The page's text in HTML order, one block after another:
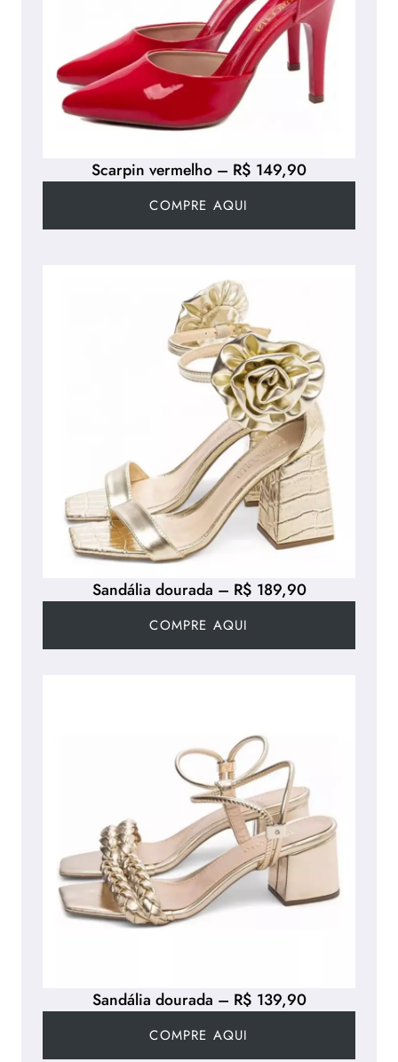
Sandália dourada – R$ 189,90
COMPRE AQUI
Scarpin vermelho – R$ 149,90
COMPRE AQUI
Sandália dourada – R$ 139,90
COMPRE AQUI